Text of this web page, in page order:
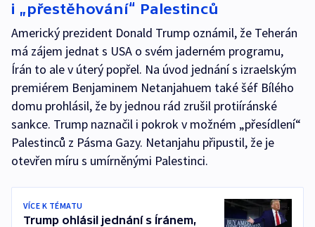
i „přestěhování“ Palestinců
Americký prezident Donald Trump oznámil, že Teherán
má zájem jednat s USA o svém jaderném programu,
Írán to ale v úterý popřel. Na úvod jednání s izraelským
premiérem Benjaminem Netanjahuem také šéf Bílého
domu prohlásil, že by jednou rád zrušil protiíránské
sankce. Trump naznačil i pokrok v možném „přesídlení“
Palestinců z Pásma Gazy. Netanjahu připustil, že je
otevřen míru s umírněnými Palestinci.
VÍCE K TÉMATU
Trump ohlásil jednání s Íránem,